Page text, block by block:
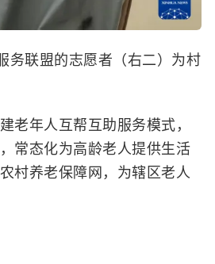
务联盟的志愿者（右二）为村
老年人互帮互助服务模式，
常态化为高龄老人提供生活
村养老保障网，为辖区老人